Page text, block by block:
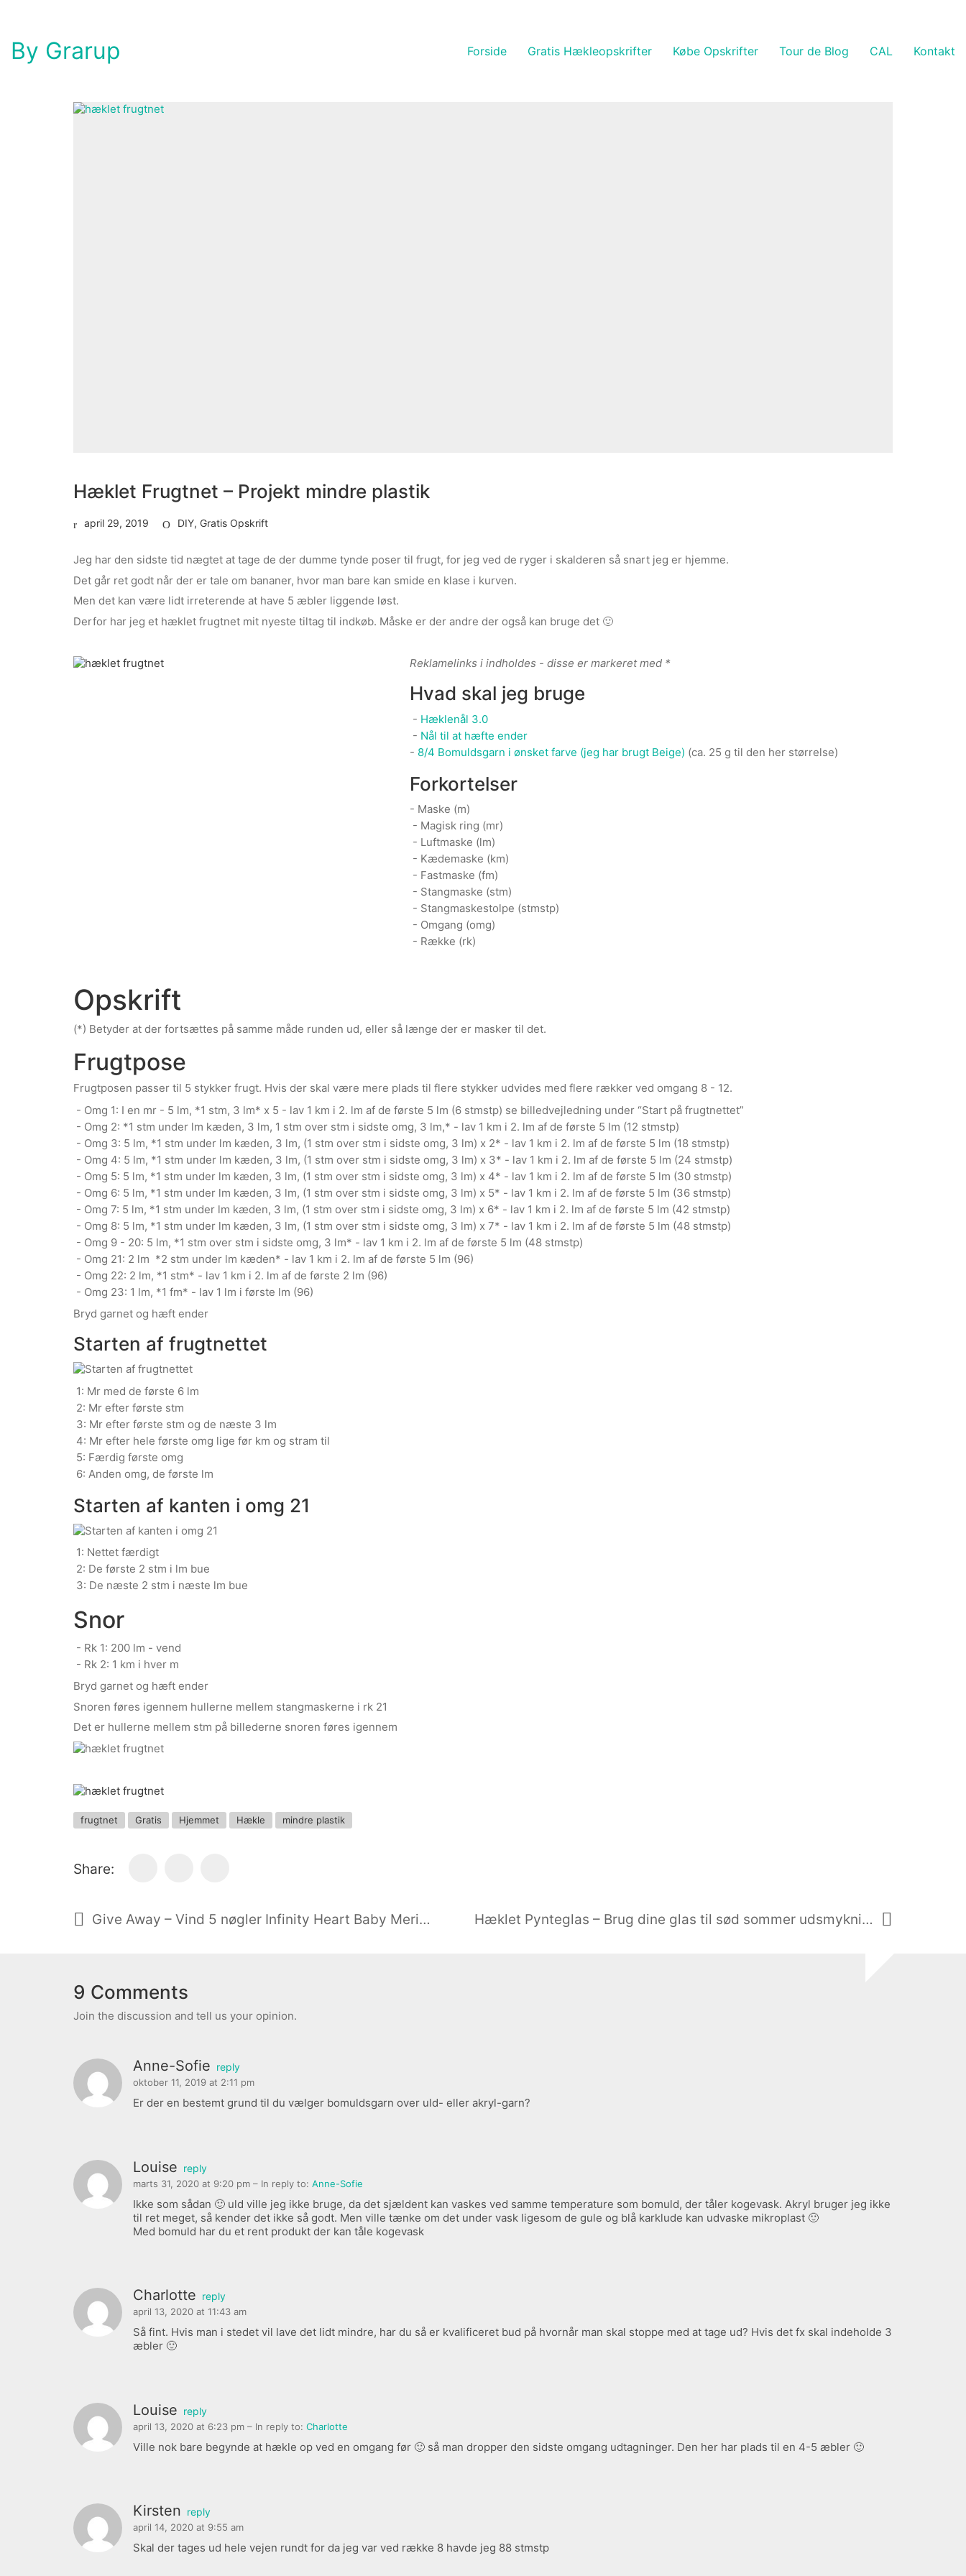
By Grarup Forside Gratis Hækleopskrifter Købe Opskrifter Tour de Blog CAL Kontakt
Hæklet Frugtnet – Projekt mindre plastik
april 29, 2019 DIY, Gratis Opskrift
Jeg har den sidste tid nægtet at tage de der dumme tynde poser til frugt, for jeg ved de ryger i skalderen så snart jeg er hjemme.
Det går ret godt når der er tale om bananer, hvor man bare kan smide en klase i kurven.
Men det kan være lidt irreterende at have 5 æbler liggende løst.
Derfor har jeg et hæklet frugtnet mit nyeste tiltag til indkøb. Måske er der andre der også kan bruge det 🙂
Reklamelinks i indholdes - disse er markeret med *
Hvad skal jeg bruge
- Hæklenål 3.0
- Nål til at hæfte ender
- 8/4 Bomuldsgarn i ønsket farve (jeg har brugt Beige) (ca. 25 g til den her størrelse)
Forkortelser
- Maske (m)
- Magisk ring (mr)
- Luftmaske (lm)
- Kædemaske (km)
- Fastmaske (fm)
- Stangmaske (stm)
- Stangmaskestolpe (stmstp)
- Omgang (omg)
- Række (rk)
Opskrift
(*) Betyder at der fortsættes på samme måde runden ud, eller så længe der er masker til det.
Frugtpose
Frugtposen passer til 5 stykker frugt. Hvis der skal være mere plads til flere stykker udvides med flere rækker ved omgang 8 - 12.
- Omg 1: I en mr - 5 lm, *1 stm, 3 lm* x 5 - lav 1 km i 2. lm af de første 5 lm (6 stmstp) se billedvejledning under “Start på frugtnettet”
- Omg 2: *1 stm under lm kæden, 3 lm, 1 stm over stm i sidste omg, 3 lm,* - lav 1 km i 2. lm af de første 5 lm (12 stmstp)
- Omg 3: 5 lm, *1 stm under lm kæden, 3 lm, (1 stm over stm i sidste omg, 3 lm) x 2* - lav 1 km i 2. lm af de første 5 lm (18 stmstp)
- Omg 4: 5 lm, *1 stm under lm kæden, 3 lm, (1 stm over stm i sidste omg, 3 lm) x 3* - lav 1 km i 2. lm af de første 5 lm (24 stmstp)
- Omg 5: 5 lm, *1 stm under lm kæden, 3 lm, (1 stm over stm i sidste omg, 3 lm) x 4* - lav 1 km i 2. lm af de første 5 lm (30 stmstp)
- Omg 6: 5 lm, *1 stm under lm kæden, 3 lm, (1 stm over stm i sidste omg, 3 lm) x 5* - lav 1 km i 2. lm af de første 5 lm (36 stmstp)
- Omg 7: 5 lm, *1 stm under lm kæden, 3 lm, (1 stm over stm i sidste omg, 3 lm) x 6* - lav 1 km i 2. lm af de første 5 lm (42 stmstp)
- Omg 8: 5 lm, *1 stm under lm kæden, 3 lm, (1 stm over stm i sidste omg, 3 lm) x 7* - lav 1 km i 2. lm af de første 5 lm (48 stmstp)
- Omg 9 - 20: 5 lm, *1 stm over stm i sidste omg, 3 lm* - lav 1 km i 2. lm af de første 5 lm (48 stmstp)
- Omg 21: 2 lm *2 stm under lm kæden* - lav 1 km i 2. lm af de første 5 lm (96)
- Omg 22: 2 lm, *1 stm* - lav 1 km i 2. lm af de første 2 lm (96)
- Omg 23: 1 lm, *1 fm* - lav 1 lm i første lm (96)
Bryd garnet og hæft ender
Starten af frugtnettet
1: Mr med de første 6 lm
2: Mr efter første stm
3: Mr efter første stm og de næste 3 lm
4: Mr efter hele første omg lige før km og stram til
5: Færdig første omg
6: Anden omg, de første lm
Starten af kanten i omg 21
1: Nettet færdigt
2: De første 2 stm i lm bue
3: De næste 2 stm i næste lm bue
Snor
- Rk 1: 200 lm - vend
- Rk 2: 1 km i hver m
Bryd garnet og hæft ender
Snoren føres igennem hullerne mellem stangmaskerne i rk 21
Det er hullerne mellem stm på billederne snoren føres igennem
frugtnet Gratis Hjemmet Hækle mindre plastik
Share:
Give Away – Vind 5 nøgler Infinity Heart Baby Merino Hæklet Pynteglas – Brug dine glas til sød sommer udsmykning
9 Comments
Join the discussion and tell us your opinion.
Anne-Sofie reply
oktober 11, 2019 at 2:11 pm
Er der en bestemt grund til du vælger bomuldsgarn over uld- eller akryl-garn?
Louise reply
marts 31, 2020 at 9:20 pm – In reply to: Anne-Sofie
Ikke som sådan 🙂 uld ville jeg ikke bruge, da det sjældent kan vaskes ved samme temperature som bomuld, der tåler kogevask. Akryl bruger jeg ikke
til ret meget, så kender det ikke så godt. Men ville tænke om det under vask ligesom de gule og blå karklude kan udvaske mikroplast 🙂
Med bomuld har du et rent produkt der kan tåle kogevask
Charlotte reply
april 13, 2020 at 11:43 am
Så fint. Hvis man i stedet vil lave det lidt mindre, har du så er kvalificeret bud på hvornår man skal stoppe med at tage ud? Hvis det fx skal indeholde 3
æbler 🙂
Louise reply
april 13, 2020 at 6:23 pm – In reply to: Charlotte
Ville nok bare begynde at hækle op ved en omgang før 🙂 så man dropper den sidste omgang udtagninger. Den her har plads til en 4-5 æbler 🙂
Kirsten reply
april 14, 2020 at 9:55 am
Skal der tages ud hele vejen rundt for da jeg var ved række 8 havde jeg 88 stmstp